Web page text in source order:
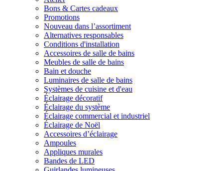
Bons & Cartes cadeaux
Promotions
Nouveau dans l’assortiment
Alternatives responsables
Conditions d'installation
Accessoires de salle de bains
Meubles de salle de bains
Bain et douche
Luminaires de salle de bains
Systèmes de cuisine et d'eau
Éclairage décoratif
Éclairage du système
Éclairage commercial et industriel
Éclairage de Noël
Accessoires d’éclairage
Ampoules
Appliques murales
Bandes de LED